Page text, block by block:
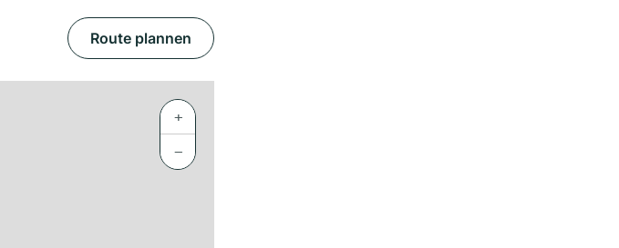
Route plannen
+
−